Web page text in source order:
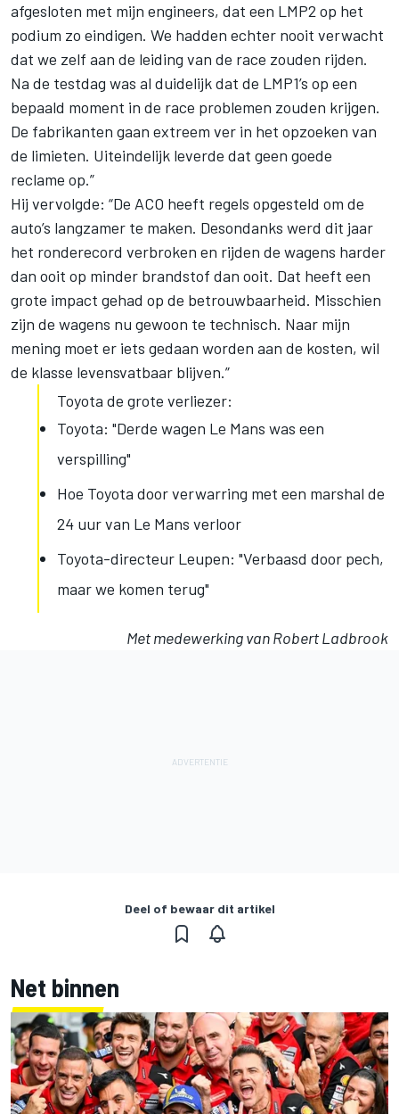
afgesloten met mijn engineers, dat een LMP2 op het
podium zo eindigen. We hadden echter nooit verwacht
dat we zelf aan de leiding van de race zouden rijden.
Na de testdag was al duidelijk dat de LMP1’s op een
bepaald moment in de race problemen zouden krijgen.
De fabrikanten gaan extreem ver in het opzoeken van
de limieten. Uiteindelijk leverde dat geen goede
reclame op.”
Hij vervolgde: “De ACO heeft regels opgesteld om de
auto’s langzamer te maken. Desondanks werd dit jaar
het ronderecord verbroken en rijden de wagens harder
dan ooit op minder brandstof dan ooit. Dat heeft een
grote impact gehad op de betrouwbaarheid. Misschien
zijn de wagens nu gewoon te technisch. Naar mijn
mening moet er iets gedaan worden aan de kosten, wil
de klasse levensvatbaar blijven.”
Toyota de grote verliezer:
Toyota: "Derde wagen Le Mans was een
verspilling"
Hoe Toyota door verwarring met een marshal de
24 uur van Le Mans verloor
Toyota-directeur Leupen: "Verbaasd door pech,
maar we komen terug"
Met medewerking van Robert Ladbrook
Deel of bewaar dit artikel
Net binnen